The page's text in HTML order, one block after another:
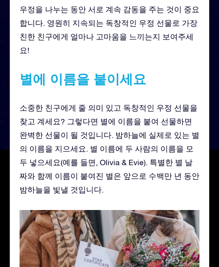
우정을 나누는 동안 서로 계속 감동을 주는 것이 중요
합니다. 영원히 지속되는 독창적인 우정 선물로 가장
친한 친구에게 얼마나 고마움을 느끼는지 보여주세
요!
별에 이름을 붙이세요
소중한 친구에게 줄 의미 있고 독창적인 우정 선물을
찾고 계세요? 그렇다면 별에 이름을 붙여 선물하면
완벽한 선물이 될 것입니다. 밤하늘에 실제로 있는 별
의 이름을 지으세요. 별 이름에 두 사람의 이름을 모
두 넣으세요(예를 들면, Olivia & Evie). 특별한 별 날
짜와 함께 이름이 붙여진 별은 앞으로 수백만 년 동안
밤하늘을 빛낼 것입니다.